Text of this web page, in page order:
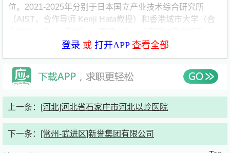
位。2021-2025年分别于日本国立产业技术综合研究所
（AIST，合作导师 Kenji Hata教授）和香港城市大学（合
期致力于碳纳米管结构精准调控与规模化制备技术研究，聚
焦AI赋能可控制备技术开发与碳基新型储能应用。在Sci.
Adv., Nat. Commun., Adv. Mater., ACS nano等高水平学术
期刊发表论文30余篇。课题组立足深圳，与北京校区南北
课题组主页：sa***.cn[点击查看]
登录 或 打开APP查看全部
上一条： [河北]河北省石家庄市河北以岭医院
下一条： [常州-武进区]新誉集团有限公司